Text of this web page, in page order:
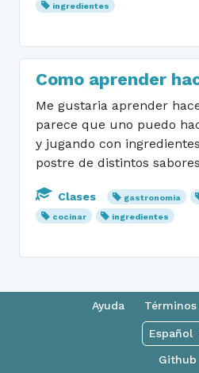
ingredientes
Como aprender
Me gustaria aprender
parece que uno puedo
y jugando con
postre de distintos
Clases gastronomia
cocinar
ingredientes
Ayuda
Español
Github